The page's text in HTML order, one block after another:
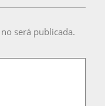
será publicada.